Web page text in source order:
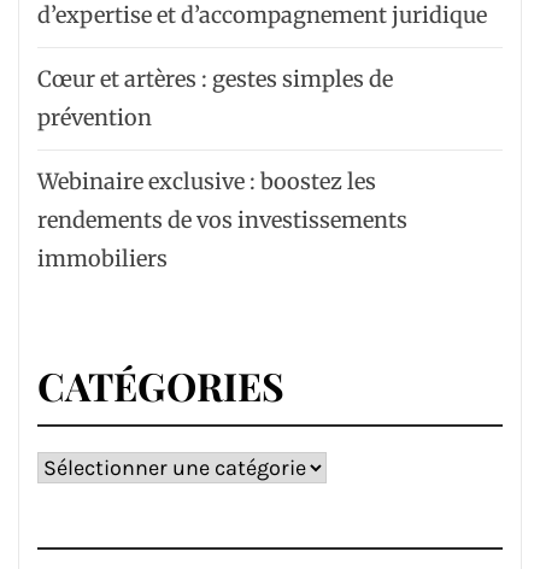
d’expertise et d’accompagnement juridique
Cœur et artères : gestes simples de
prévention
Webinaire exclusive : boostez les
rendements de vos investissements
immobiliers
CATÉGORIES
Catégories